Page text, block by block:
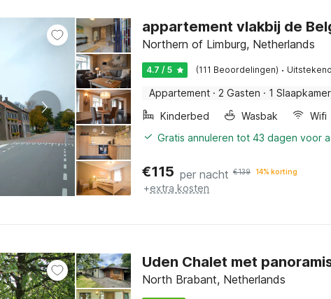
appartement vlakbij de
Northern of Limburg, Netherlands
4.7 / 5 (111 Beoordelingen) · Uitstekend
Appartement · 2 Gasten · 1 Slaapkamer
Kinderbed
Wasbak Wifi
Gratis annuleren tot 43 dagen voor
€115 per nacht €139 14% korting
+extra kosten
Uden Chalet met
North Brabant, Netherlands